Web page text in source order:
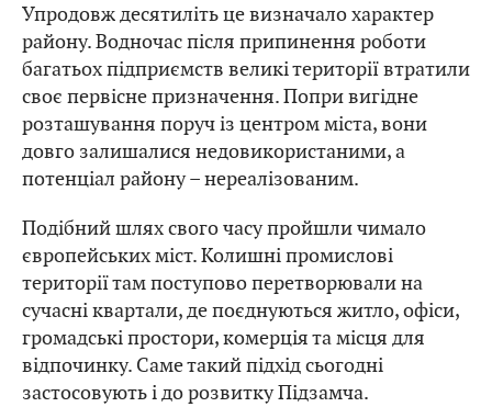
Упродовж десятиліть це визначало характер
району. Водночас після припинення роботи
багатьох підприємств великі території втратили
своє первісне призначення. Попри вигідне
розташування поруч із центром міста, вони
довго залишалися недовикористаними, а
потенціал району – нереалізованим.
Подібний шлях свого часу пройшли чимало
європейських міст. Колишні промислові
території там поступово перетворювали на
сучасні квартали, де поєднуються житло, офіси,
громадські простори, комерція та місця для
відпочинку. Саме такий підхід сьогодні
застосовують і до розвитку Підзамча.